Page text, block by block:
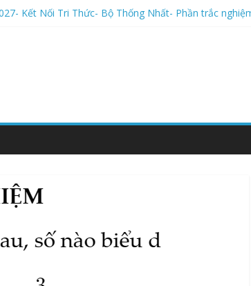
Kết Nối Tri Thức- Bộ Thống Nhất- Phần trắc
I- Số Hữu Tỉ- NQT dạy cho 2014